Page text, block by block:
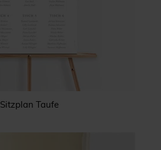
Sitzplan Taufe